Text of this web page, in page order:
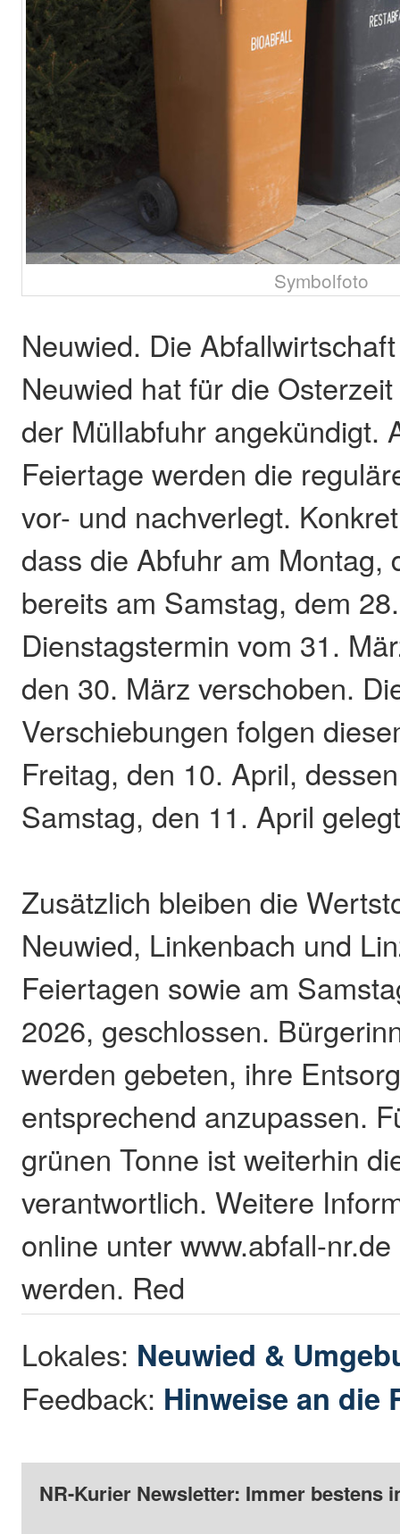
Symbolfoto
Neuwied. Die
Neuwied hat für die
der Müllabfuhr angekündigt.
Feiertage werden die
vor- und nachverlegt.
dass die Abfuhr am Montag,
bereits am Samstag, dem
Dienstagstermin vom 31.
den 30. März verschoben.
Verschiebungen folgen
Freitag, den 10. April,
Samstag, den 11. April
Zusätzlich bleiben die
Neuwied, Linkenbach und
Feiertagen sowie am
2026, geschlossen.
werden gebeten, ihre
entsprechend anzupassen.
grünen Tonne ist weiterhin
verantwortlich. Weitere
online unter www.abfall-
werden. Red
Lokales: Neuwied &
Feedback: Hinweise an die
NR-Kurier Newsletter: Immer bestens